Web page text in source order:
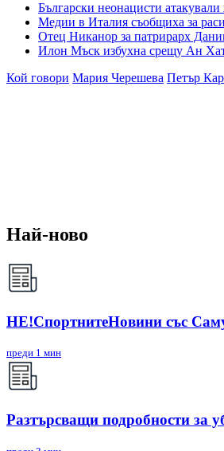
Български неонацисти
Медии в Италия съобщиха за
Отец Никанор за патрирарх
Илон Мъск избухна срещу Ан
Кой говори Мария Черешева Петър
Най-ново
НЕ!СпортнитеНовини със
преди 1 мин
Разтърсващи подробности за